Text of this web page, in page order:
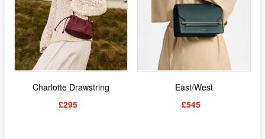
Charlotte Drawstring
£295
East/West
£545